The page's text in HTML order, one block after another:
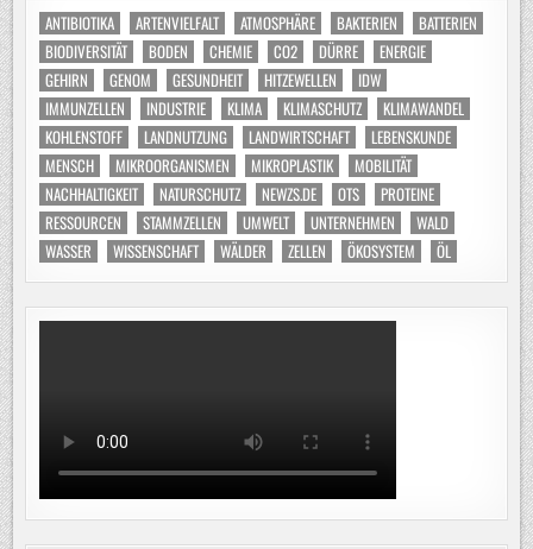
ANTIBIOTIKA ARTENVIELFALT ATMOSPHÄRE BAKTERIEN
BATTERIEN
BIODIVERSITÄT
BODEN CHEMIE CO2 DÜRRE
ENERGIE
GEHIRN
GENOM GESUNDHEIT HITZEWELLEN
IDW
IMMUNZELLEN
INDUSTRIE KLIMA KLIMASCHUTZ
KLIMAWANDEL
KOHLENSTOFF
LANDNUTZUNG LANDWIRTSCHAFT
LEBENSKUNDE
MENSCH
MIKROORGANISMEN MIKROPLASTIK
MOBILITÄT
NACHHALTIGKEIT
NATURSCHUTZ NEWZS.DE OTS
PROTEINE
RESSOURCEN
STAMMZELLEN UMWELT UNTERNEHMEN
WALD
WASSER
WISSENSCHAFT WÄLDER ZELLEN ÖKOSYSTEM ÖL